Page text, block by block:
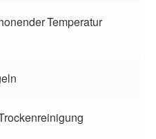
Temperatur